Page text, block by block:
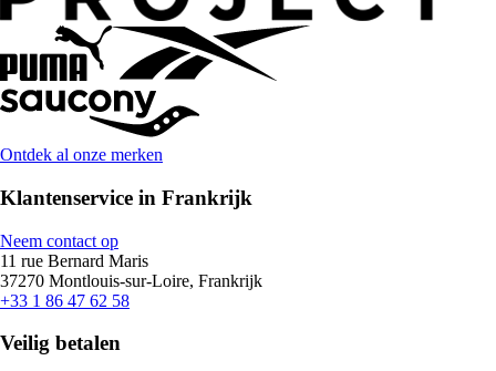
Ontdek al onze merken
Klantenservice in Frankrijk
Neem contact op
11 rue Bernard Maris
37270 Montlouis-sur-Loire, Frankrijk
+33 1 86 47 62 58
Veilig betalen